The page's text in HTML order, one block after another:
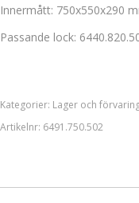
Innermått: 750x550x290
Passande lock:
Kategorier: Lager och
Artikelnr: 6491.750.502